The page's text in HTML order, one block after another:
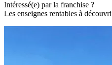
Intéressé(e) par la franchise ?
Les enseignes rentables à